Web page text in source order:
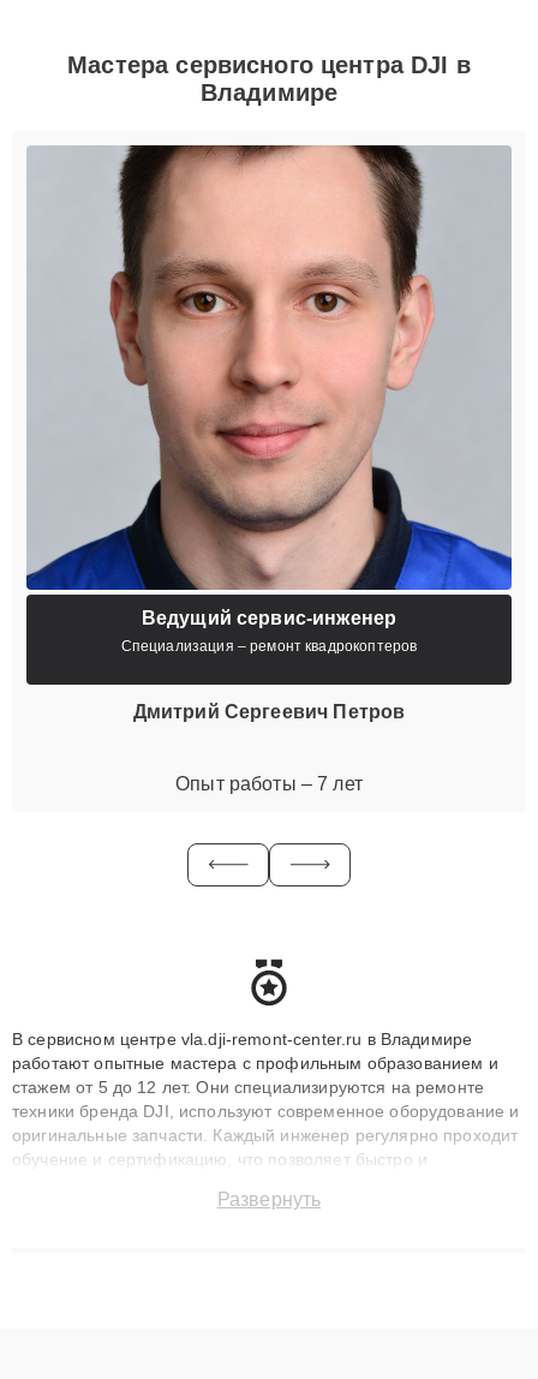
Мастера сервисного центра DJI в
Владимире
Ведущий сервис-инженер
Специализация – ремонт квадрокоптеров
Дмитрий Сергеевич Петров
Опыт работы – 7 лет
В сервисном центре vla.dji-remont-center.ru в Владимире
работают опытные мастера с профильным образованием и
стажем от 5 до 12 лет. Они специализируются на ремонте
техники бренда DJI, используют современное оборудование и
оригинальные запчасти. Каждый инженер регулярно проходит
обучение и сертификацию, что позволяет быстро и
сохранением гарантии до 3 лет. Наши мастера решают
Развернуть